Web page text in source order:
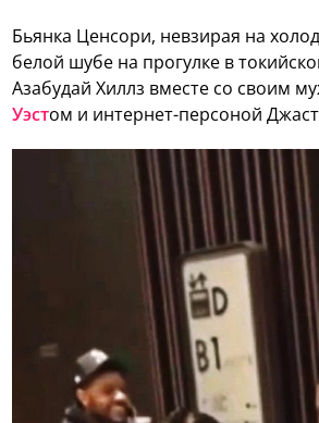
Бьянка Ценсори, невзирая на
белой шубе на прогулке в
Азабудай Хиллз вместе со своим
Уэстом и интернет-персоной